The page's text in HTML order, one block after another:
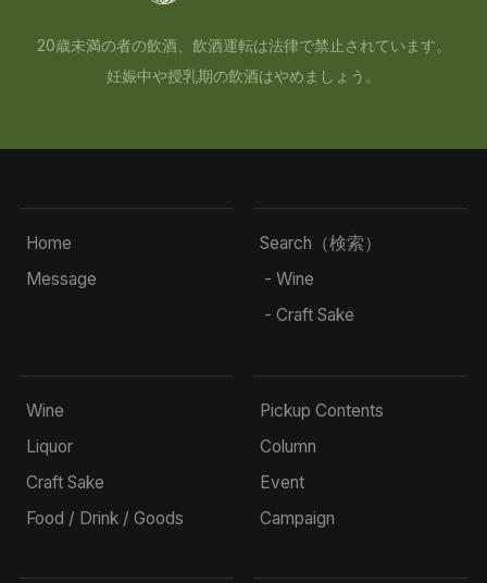
20歳未満の者の飲酒、飲酒運転は法律で禁止されています。
妊娠中や授乳期の飲酒はやめましょう。
Home
Message
Search（検索）
- Wine
- Craft Sake
Wine
Liquor
Craft Sake
Food / Drink / Goods
Pickup Contents
Column
Event
Campaign